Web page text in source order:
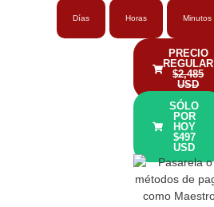
Días Horas Minutos
PRECIO
REGULAR
$2,485
USD
SÓLO
POR
HOY
$497
USD